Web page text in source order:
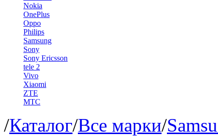
Nokia
OnePlus
Oppo
Philips
Samsung
Sony
Sony Ericsson
tele 2
Vivo
Xiaomi
ZTE
МТС
/Каталог/Все марки/